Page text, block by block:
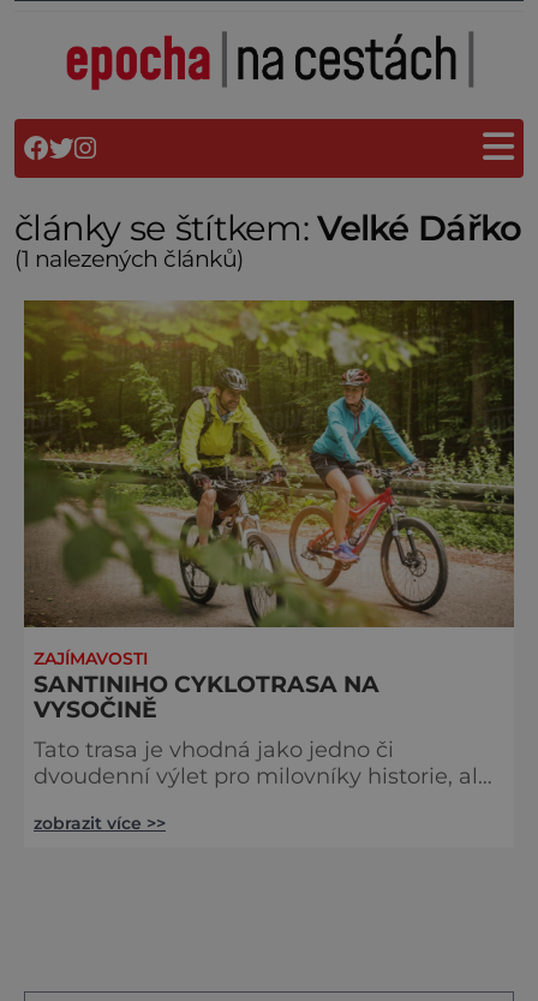
články se štítkem:Velké Dářko
(1 nalezených článků)
ZAJÍMAVOSTI
SANTINIHO CYKLOTRASA NA
VYSOČINĚ
Tato trasa je vhodná jako jedno či
dvoudenní výlet pro milovníky historie, ale i
Začátek trasy pojmenované podle česko-
cyklostezky Doprava: mírná, míst
zobrazit více >>